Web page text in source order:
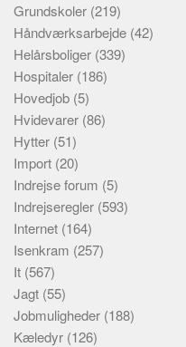
Grundskoler (219)
Håndværksarbejde (42)
Helårsboliger (339)
Hospitaler (186)
Hovedjob (5)
Hvidevarer (86)
Hytter (51)
Import (20)
Indrejse forum (5)
Indrejseregler (593)
Internet (164)
Isenkram (257)
It (567)
Jagt (55)
Jobmuligheder (188)
Kæledyr (126)